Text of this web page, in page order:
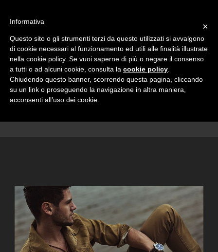
×
Informativa
Questo sito o gli strumenti terzi da questo utilizzati si avvalgono
di cookie necessari al funzionamento ed utili alle finalità illustrate
nella cookie policy. Se vuoi saperne di più o negare il consenso
a tutti o ad alcuni cookie, consulta la cookie policy
Chiudendo questo banner, scorrendo questa pagina, cliccando
su un link o proseguendo la navigazione in altra maniera,
acconsenti all’uso dei cookie.